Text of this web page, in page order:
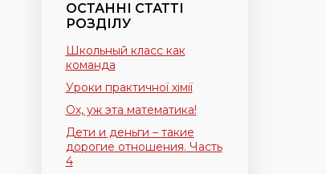
ОСТАННІ СТАТТІ
РОЗДІЛУ
Школьный класс как
команда
Уроки практичної хімії
Ох, уж эта математика!
Дети и деньги – такие
дорогие отношения. Часть
4